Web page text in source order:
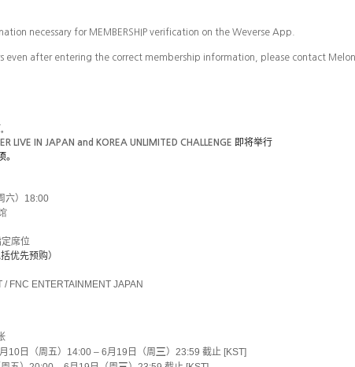
necessary for MEMBERSHIP verification on the Weverse App.
even after entering the correct membership information, please contact
LIVE IN JAPAN and KOREA UNLIMITED CHALLENGE 即将举行
六） 18:00
席位
优先预购）
/ FNC ENTERTAINMENT JAPAN
月 10 日（周五） 14:00 – 6月 19 日（周 三） 23:59 截止 [KST]